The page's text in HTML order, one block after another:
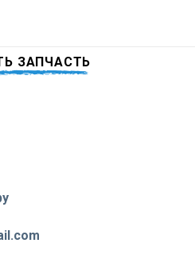
ЗАПЧАСТЬ